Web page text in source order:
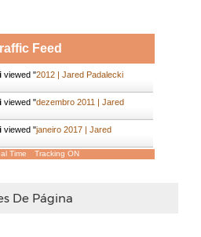
Feed
viewed "2012 | Jared Padalecki
viewed "dezembro 2011 | Jared
viewed "janeiro 2017 | Jared
Time Tracking ON
De Página